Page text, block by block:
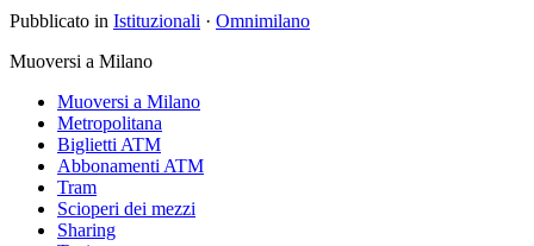
Pubblicato in Istituzionali · Omnimilano
Muoversi a Milano
Muoversi a Milano
Metropolitana
Biglietti ATM
Abbonamenti ATM
Tram
Scioperi dei mezzi
Sharing